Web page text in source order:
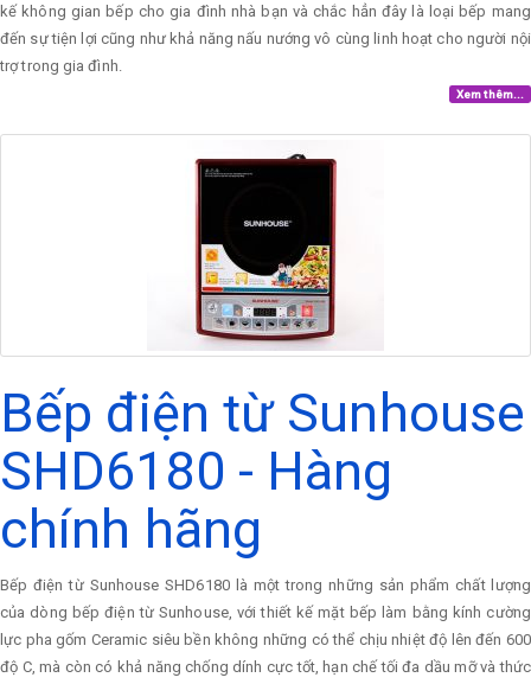
kế không gian bếp cho gia đình nhà bạn và chắc hẳn đây là loại bếp mang
đến sự tiện lợi cũng như khả năng nấu nướng vô cùng linh hoạt cho người nội
trợ trong gia đình.
Xem thêm...
Bếp điện từ Sunhouse
SHD6180 - Hàng
chính hãng
Bếp điện từ Sunhouse SHD6180 là một trong những sản phẩm chất lượng
của dòng bếp điện từ Sunhouse, với thiết kế mặt bếp làm bằng kính cường
lực pha gốm Ceramic siêu bền không những có thể chịu nhiệt độ lên đến 600
độ C, mà còn có khả năng chống dính cực tốt, hạn chế tối đa dầu mỡ và thức